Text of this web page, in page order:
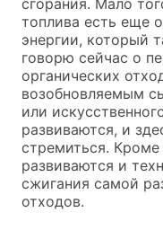
топлива есть еще
энергии, который
говорю сейчас о
органических
возобновляемым
или
развиваются, и
стремиться. Кроме
развиваются и
сжигания самой
отходов.